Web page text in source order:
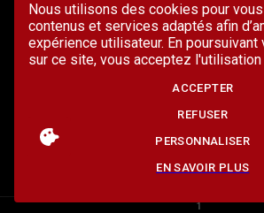
Nous utilisons des cookies pour
contenus et services adaptés afin
expérience utilisateur. En poursuivant
sur ce site, vous acceptez
ACCEPTER
REFUSER
PERSONNALISER
EN SAVOIR PLUS